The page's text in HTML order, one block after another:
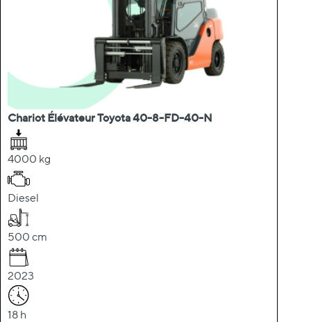
Chariot Élévateur Toyota 40-8-FD-40-N
4000 kg
Diesel
500 cm
2023
18 h